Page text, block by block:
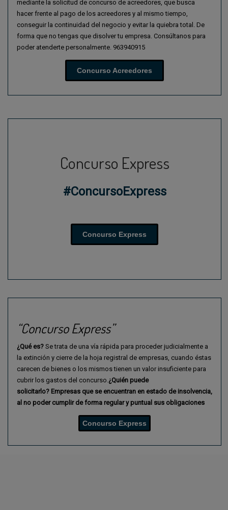
mediante la solicitud de concurso de acreedores, que busca
hacer frente al pago de los acreedores y al mismo tiempo,
conseguir la continuidad del negocio y evitar la quiebra total. De
forma que no tengas que disolver tu empresa. Consúltanos para
poder atenderte personalmente. 963940915
Concurso Acreedores
Concurso Express
#ConcursoExpress
Concurso Express
“Concurso Express”
¿Qué es? Se trata de una vía rápida para proceder judicialmente a
la extinción y cierre de la hoja registral de empresas, cuando éstas
carecen de bienes o los mismos tienen un valor insuficiente para
cubrir los gastos del concurso. ¿Quién puede
solicitarlo? Empresas que se encuentran en estado de insolvencia,
al no poder cumplir de forma regular y puntual sus obligaciones
Concurso Express